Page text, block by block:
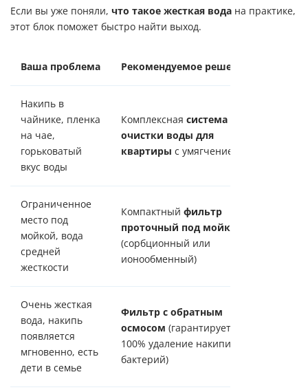
Если вы уже поняли, что такое жесткая вода на практике,
этот блок поможет быстро найти выход.
Ваша проблема Рекомендуемое решение
Накипь в
чайнике, пленка
на чае,
горьковатый
вкус воды
Комплексная система
очистки воды для
квартиры с умягчением
Ограниченное
место под
мойкой, вода
средней
жесткости
Компактный фильтр
проточный под мойку
(сорбционный или
ионообменный)
Очень жесткая
вода, накипь
появляется
мгновенно, есть
дети в семье
Фильтр с обратным
осмосом (гарантирует
100% удаление накипи и
бактерий)